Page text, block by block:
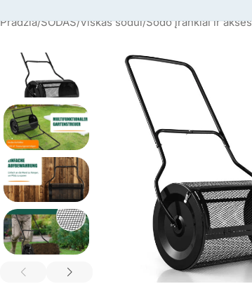
Pradžia/SODAS/Viskas sodui/Sodo įrankiai ir